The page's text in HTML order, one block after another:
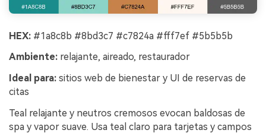
HEX: #1a8c8b #8bd3c7 #c7824a #fff7ef #5b5b5b
Ambiente: relajante, aireado, restaurador
Ideal para: sitios web de bienestar y UI de reservas de
citas
Teal relajante y neutros cremosos evocan baldosas de
spa y vapor suave. Usa teal claro para tarjetas y campos